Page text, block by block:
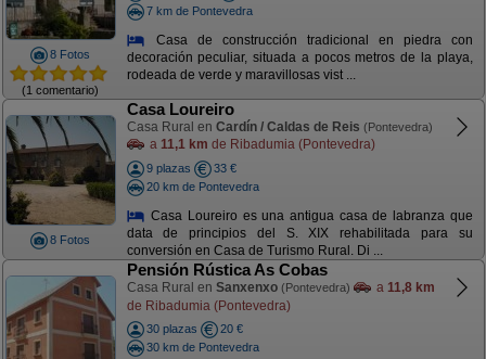
8 Fotos
(1 comentario)
7 km de Pontevedra
Casa de construcción tradicional en piedra con
decoración peculiar, situada a pocos metros de la playa,
rodeada de verde y maravillosas vist ...
8 Fotos
Casa Loureiro
Casa Rural en Cardín / Caldas de Reis (Pontevedra)
a 11,1 km de Ribadumia (Pontevedra)
9 plazas
33 €
20 km de Pontevedra
Casa Loureiro es una antigua casa de labranza que
data de principios del S. XIX rehabilitada para su
conversión en Casa de Turismo Rural. Di ...
Pensión Rústica As Cobas
Casa Rural en Sanxenxo (Pontevedra) a 11,8 km
de Ribadumia (Pontevedra)
30 plazas
20 €
30 km de Pontevedra